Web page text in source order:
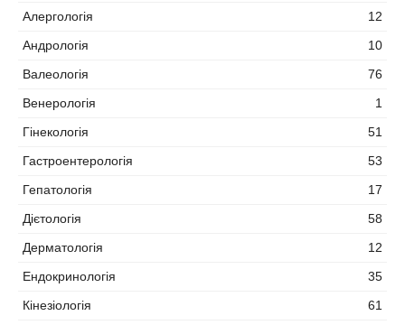
Алергологія
12
Андрологія
10
Валеологія
76
Венерологія
1
Гінекологія
51
Гастроентерологія
53
Гепатологія
17
Дієтологія
58
Дерматологія
12
Ендокринологія
35
Кінезіологія
61